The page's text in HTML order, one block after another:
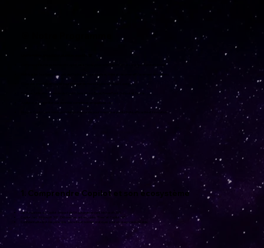
1. Comprendre Copilot et son écosystème
Les fondations de Copilot : Impact de l'IA générative dans Microsoft 365.
Copilot dans Microsoft 365 : Différences entre Copilot "Free" et Copilot 365.
Confidentialité & IA responsable : Sécurité et bonnes pratiques pour un usage responsable.
🎯 Notre Programme
Comprendre le rôle de Microsoft Copilot dans l'écosystème Microsoft 365 et son impact professionnel.
Maîtriser les fonctionnalités clés de Copilot pour automatiser, créer et résumer efficacement du contenu.
Créer des prompts efficaces pour interagir de manière optimale avec Copilot.
Explorer l’utilisation avancée de Copilot dans Word, Excel, PowerPoint, Outlook et Teams.
Analyser et interpréter des données complexes en quelques clics.
Intégrer Copilot dans votre quotidien professionnel pour maximiser productivité, efficacité et innovation.